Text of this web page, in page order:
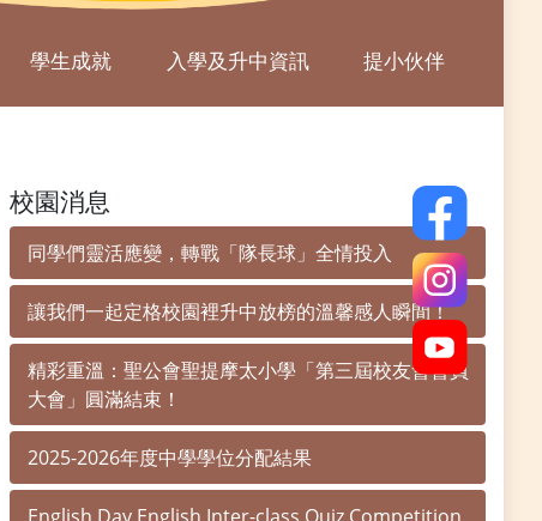
學生成就 入學及升中資訊 提小伙伴
校園消息
同學們靈活應變，轉戰「隊長球」全情投入
讓我們一起定格校園裡升中放榜的溫馨感人瞬間！
精彩重溫：聖公會聖提摩太小學「第三屆校友會會員
大會」圓滿結束！
2025-2026年度中學學位分配結果